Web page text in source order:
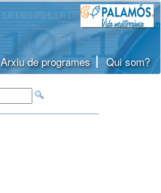
Arxiu de programes Qui som?